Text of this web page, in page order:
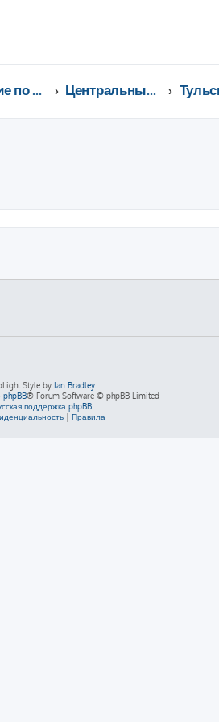
Общение по регионам Центральный федеральный округ
Style by Ian Bradley
phpBB® Forum Software © phpBB Limited
поддержка phpBB
| Правила